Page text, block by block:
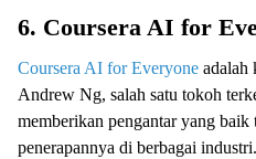
6. Coursera AI for
Coursera AI for Everyone adalah
Andrew Ng, salah satu tokoh
memberikan pengantar yang baik
penerapannya di berbagai industri.